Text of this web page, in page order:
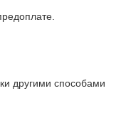
другими способами